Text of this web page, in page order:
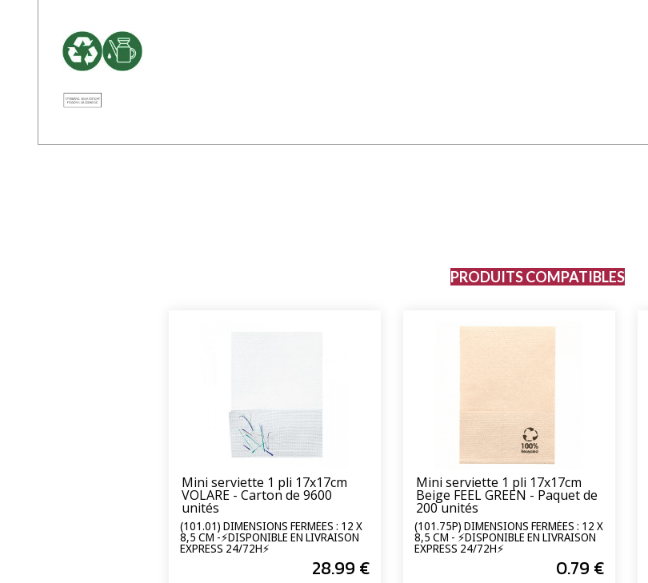
PRODUITS COMPATIBLES
Mini serviette 1 pli 17x17cm
VOLARE - Carton de 9600
unités
(101.01) DIMENSIONS FERMÉES : 12 X
8,5 CM -⚡DISPONIBLE EN LIVRAISON
EXPRESS 24/72H⚡
28.99 €
Mini serviette 1 pli 17x17cm
Beige FEEL GREEN - Paquet de
200 unités
(101.75P) DIMENSIONS FERMÉES : 12 X
8,5 CM - ⚡DISPONIBLE EN LIVRAISON
EXPRESS 24/72H⚡
0.79 €